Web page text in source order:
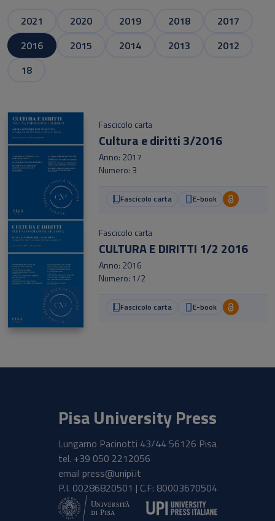
2021 2020 2019 2018
2017
2016
2015 2014 2013
2012
18
Fascicolo carta
Cultura e diritti 3/2016
Anno: 2017
Numero: 3
Fascicolo carta E-book
Fascicolo carta
CULTURA E DIRITTI 1/2 2016
Anno: 2016
Numero: 1/2
Fascicolo carta E-book
Pisa University Press
Lungarno Pacinotti 43/44 56126 Pisa
tel. +39 050 2212056
email press@unipi.it
P.I. 00286820501 | C.F: 80003670504